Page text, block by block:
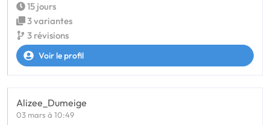
15 jours
3 variantes
3 révisions
Voir le profil
Alizee_Dumeige
03 mars à 10:49